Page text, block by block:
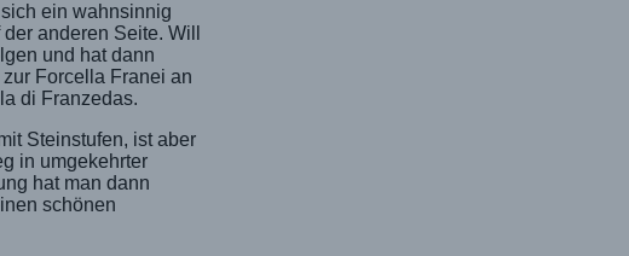
ein wahnsinnig
anderen Seite. Will
und hat dann
Forcella Franei an
di Franzedas.
Steinstufen, ist aber
in umgekehrter
hat man dann
schönen